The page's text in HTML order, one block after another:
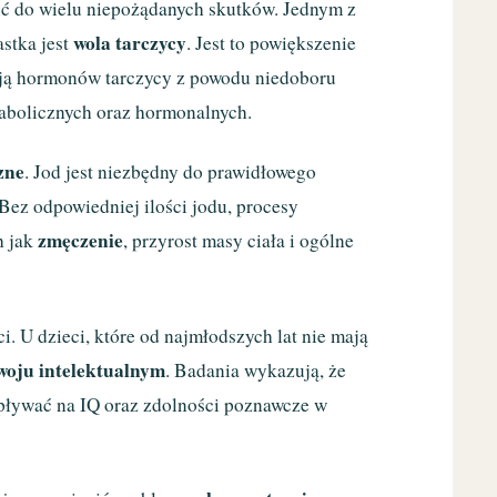
wielu niepożądanych skutków. Jednym z
jestwola tarczycy. Jest to powiększenie
hormonów tarczycy z powodu niedoboru
oraz hormonalnych.
. Jod jest niezbędny do prawidłowego
odpowiedniej ilości jodu, procesy
jakzmęczenie, przyrost masy ciała i ogólne
U dzieci, które od najmłodszych lat nie mają
intelektualnym. Badania wykazują, że
na IQ oraz zdolności poznawcze w